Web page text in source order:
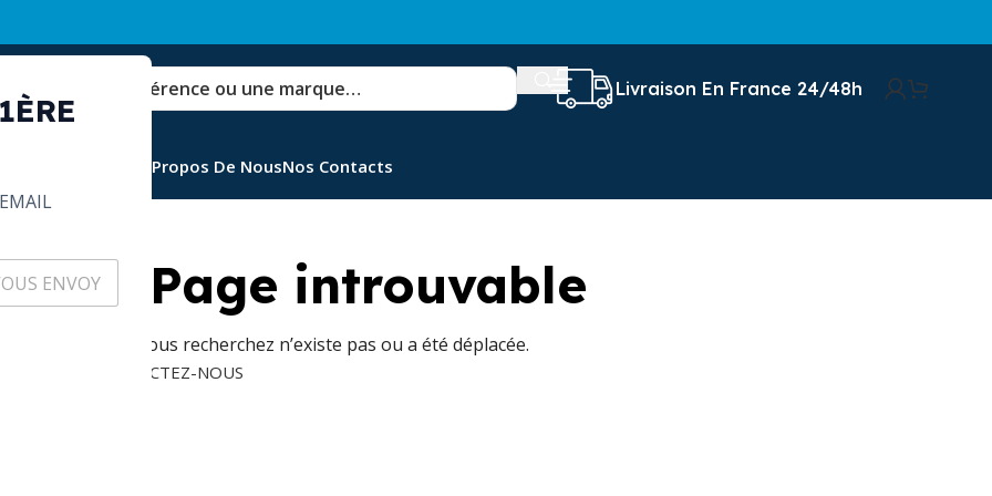
Livraison En France 24/48h
A Propos De NousNos Contacts
! Page introuvable
La page que vous recherchez n’existe pas ou a été déplacée.
CONTACTEZ-NOUS